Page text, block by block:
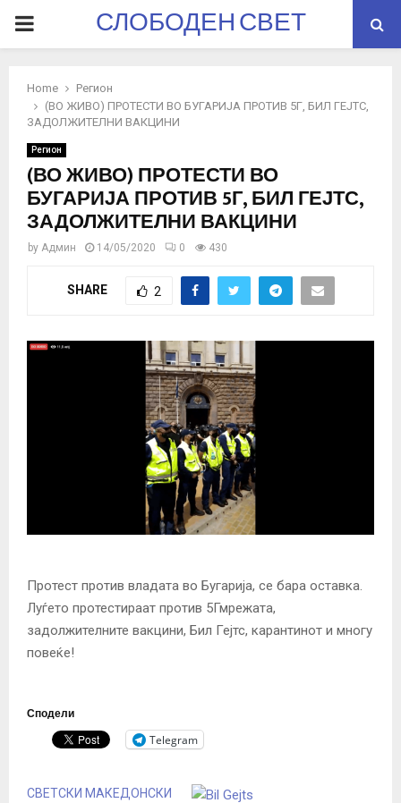
PRIMARYСЛОБОДЕН СВЕТ
Home
Регион
(ВО ЖИВО) ПРОТЕСТИ ВО БУГАРИЈА ПРОТИВ 5Г, БИЛ ГЕЈТС,
ЗАДОЛЖИТЕЛНИ ВАКЦИНИ
Регион
(ВО ЖИВО) ПРОТЕСТИ ВО
БУГАРИЈА ПРОТИВ 5Г, БИЛ ГЕЈТС,
ЗАДОЛЖИТЕЛНИ ВАКЦИНИ
by Админ 14/05/2020 0 430
SHARE 2
Протест против владата во Бугарија, се бара оставка.
Луѓето протестираат против 5Гмрежата,
задолжителните вакцини, Бил Гејтс, карантинот и многу
повеќе!
Сподели
Telegram
СВЕТСКИ МАКЕДОНСКИ